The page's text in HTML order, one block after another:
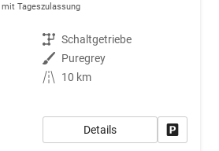
mit Tageszulassung
Getriebe Schaltgetriebe
Außenfarbe Puregrey
Kilometerstand
10 km
Details